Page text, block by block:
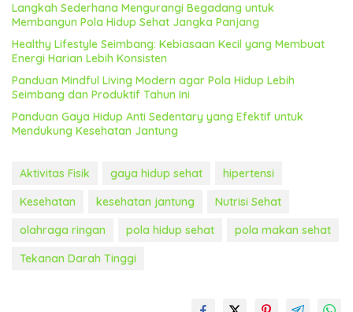
Langkah Sederhana Mengurangi Begadang untuk
Membangun Pola Hidup Sehat Jangka Panjang
Healthy Lifestyle Seimbang: Kebiasaan Kecil yang Membuat
Energi Harian Lebih Konsisten
Panduan Mindful Living Modern agar Pola Hidup Lebih
Seimbang dan Produktif Tahun Ini
Panduan Gaya Hidup Anti Sedentary yang Efektif untuk
Mendukung Kesehatan Jantung
Aktivitas Fisik gaya hidup sehat
hipertensi
Kesehatan
kesehatan jantung
Nutrisi Sehat
olahraga ringan
pola hidup sehat
pola makan sehat
Tekanan Darah Tinggi